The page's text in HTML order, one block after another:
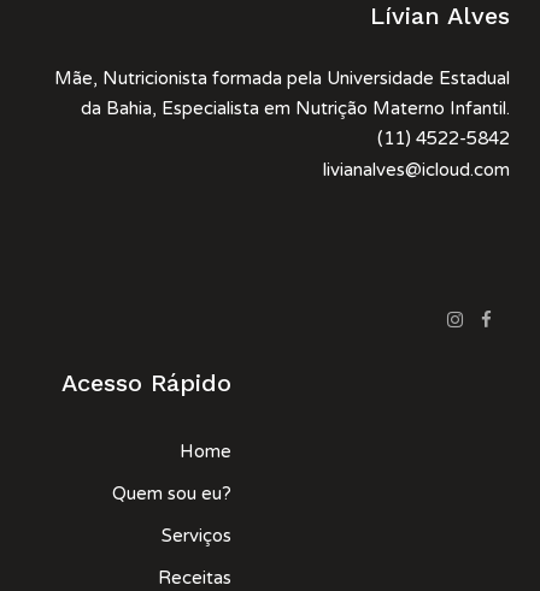
Lívian Alves
Mãe, Nutricionista formada pela Universidade Estadual
da Bahia, Especialista em Nutrição Materno Infantil.
(11) 4522-5842
livianalves@icloud.com
Acesso Rápido
Home
Quem sou eu?
Serviços
Receitas